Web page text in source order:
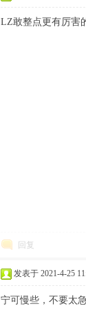
LZ敢整点更有厉害
回复
发表于 2021-4-25
宁可慢些，不要太